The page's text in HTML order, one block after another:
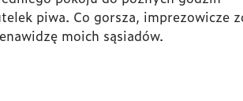
piwa. Co gorsza, imprezowicze
moich sąsiadów.